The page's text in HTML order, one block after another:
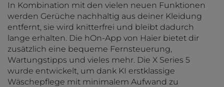
In Kombination mit den vielen neuen Funktionen
werden Gerüche nachhaltig aus deiner Kleidung
entfernt, sie wird knitterfrei und bleibt dadurch
lange erhalten. Die hOn-App von Haier bietet dir
zusätzlich eine bequeme Fernsteuerung,
Wartungstipps und vieles mehr. Die X Series 5
wurde entwickelt, um dank KI erstklassige
Wäschepflege mit minimalem Aufwand zu